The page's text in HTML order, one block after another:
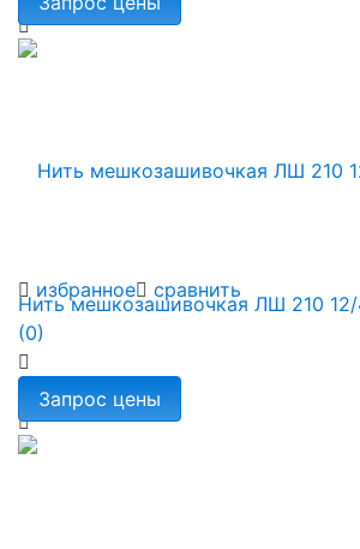
избранное сравнить
Нить мешкозашивочкая ЛШ 210
(0)